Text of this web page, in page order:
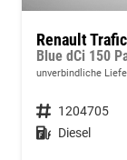
Renault Trafic
Blue dCi 150
unverbindliche
Fahrzeugnummer 1204705
Kraftstoff Diesel